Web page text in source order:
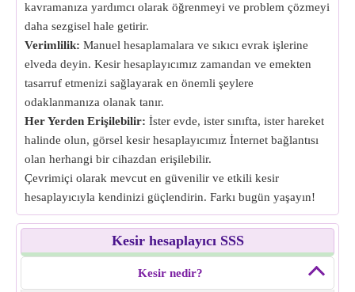
kavramanıza yardımcı olarak öğrenmeyi ve problem çözmeyi
daha sezgisel hale getirir.
Verimlilik: Manuel hesaplamalara ve sıkıcı evrak işlerine
elveda deyin. Kesir hesaplayıcımız zamandan ve emekten
tasarruf etmenizi sağlayarak en önemli şeylere
odaklanmanıza olanak tanır.
Her Yerden Erişilebilir: İster evde, ister sınıfta, ister hareket
halinde olun, görsel kesir hesaplayıcımız İnternet bağlantısı
olan herhangi bir cihazdan erişilebilir.
Çevrimiçi olarak mevcut en güvenilir ve etkili kesir
hesaplayıcıyla kendinizi güçlendirin. Farkı bugün yaşayın!
Kesir hesaplayıcı SSS
Kesir nedir?